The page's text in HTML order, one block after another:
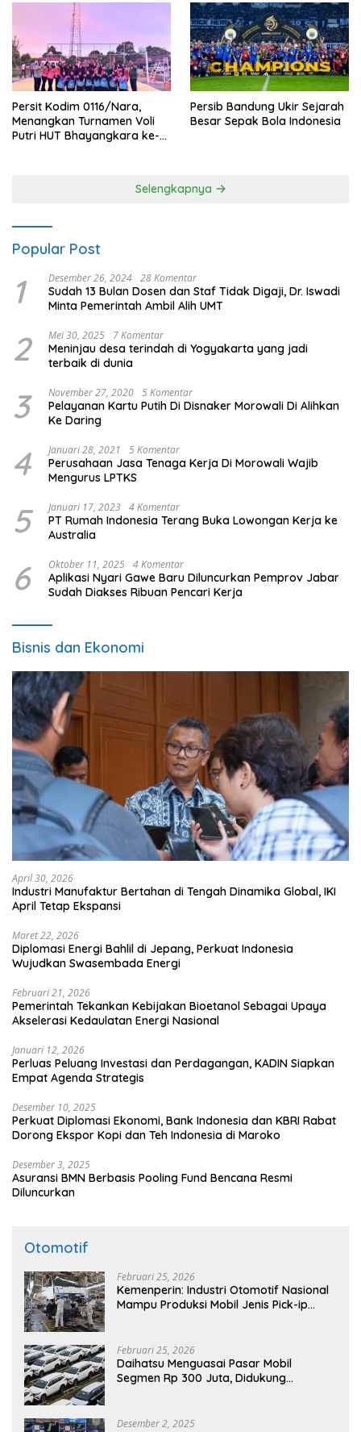
Persit Kodim 0116/Nara,
Menangkan Turnamen Voli
Putri HUT Bhayangkara ke-
Persib Bandung Ukir Sejarah
Besar Sepak Bola Indonesia
Selengkapnya
Popular Post
1 Desember 26, 2024 28 Komentar
Sudah 13 Bulan Dosen dan Staf Tidak Digaji, Dr. Iswadi
Minta Pemerintah Ambil Alih UMT
2 Mei 30, 2025 7 Komentar
Meninjau desa terindah di Yogyakarta yang jadi
terbaik di dunia
3 November 27, 2020 5 Komentar
Pelayanan Kartu Putih Di Disnaker Morowali Di Alihkan
Ke Daring
4 Januari 28, 2021 5 Komentar
Perusahaan Jasa Tenaga Kerja Di Morowali Wajib
Mengurus LPTKS
5 Januari 17, 2023 4 Komentar
PT Rumah Indonesia Terang Buka Lowongan Kerja ke
Australia
6 Oktober 11, 2025 4 Komentar
Aplikasi Nyari Gawe Baru Diluncurkan Pemprov Jabar
Sudah Diakses Ribuan Pencari Kerja
Bisnis dan Ekonomi
April 30, 2026
Industri Manufaktur Bertahan di Tengah Dinamika Global, IKI
April Tetap Ekspansi
Maret 22, 2026
Diplomasi Energi Bahlil di Jepang, Perkuat Indonesia
Wujudkan Swasembada Energi
Februari 21, 2026
Pemerintah Tekankan Kebijakan Bioetanol Sebagai Upaya
Akselerasi Kedaulatan Energi Nasional
Januari 12, 2026
Perluas Peluang Investasi dan Perdagangan, KADIN Siapkan
Empat Agenda Strategis
Desember 10, 2025
Perkuat Diplomasi Ekonomi, Bank Indonesia dan KBRI Rabat
Dorong Ekspor Kopi dan Teh Indonesia di Maroko
Desember 3, 2025
Asuransi BMN Berbasis Pooling Fund Bencana Resmi
Diluncurkan
Otomotif
Februari 25, 2026
Kemenperin: Industri Otomotif Nasional
Mampu Produksi Mobil Jenis Pick-ip
Februari 25, 2026
Daihatsu Menguasai Pasar Mobil
Segmen Rp 300 Juta, Didukung
Desember 2, 2025